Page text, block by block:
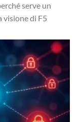
serve un
visione di F5